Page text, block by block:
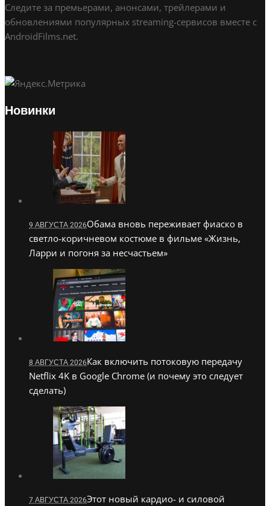
Следите за премьерами, анонсами, трейлерами и
обновлениями популярных streaming-сервисов вместе с
AndroidFilms.net.
Новинки
9 АВГУСТА 2026Обама вновь переживает фиаско в
светло-коричневом костюме в фильме «Жизнь,
Ларри и погоня за несчастьем»
8 АВГУСТА 2026Как включить потоковую передачу
Netflix 4K в Google Chrome (и почему это следует
сделать)
7 АВГУСТА 2026Этот новый кардио- и силовой